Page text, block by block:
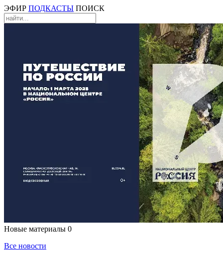
ЭФИР ПОДКАСТЫ ПОИСК
Новые материалы 0
Все новости